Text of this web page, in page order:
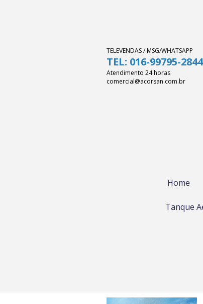
TELEVENDAS / MSG/WHATSAPP
TEL: 016-99795-2844
Atendimento 24 horas
comercial@acorsan.com.br
Home
Tanque